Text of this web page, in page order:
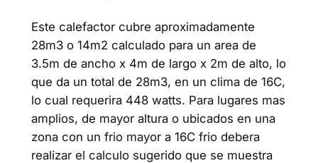
Este calefactor cubre aproximadamente
28m3 o 14m2 calculado para un area de
3.5m de ancho x 4m de largo x 2m de alto, lo
que da un total de 28m3, en un clima de 16C,
lo cual requerira 448 watts. Para lugares mas
amplios, de mayor altura o ubicados en una
zona con un frio mayor a 16C frio debera
realizar el calculo sugerido que se muestra